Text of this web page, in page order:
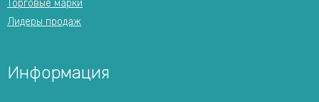
Торговые марки
Лидеры продаж
Информация